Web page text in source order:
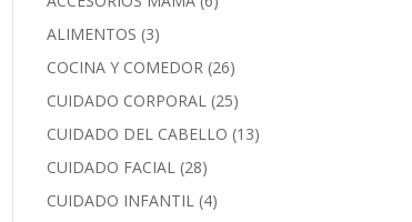
ALIMENTOS (3)
COCINA Y COMEDOR (26)
CUIDADO CORPORAL (25)
CUIDADO DEL CABELLO (13)
CUIDADO FACIAL (28)
CUIDADO INFANTIL (4)